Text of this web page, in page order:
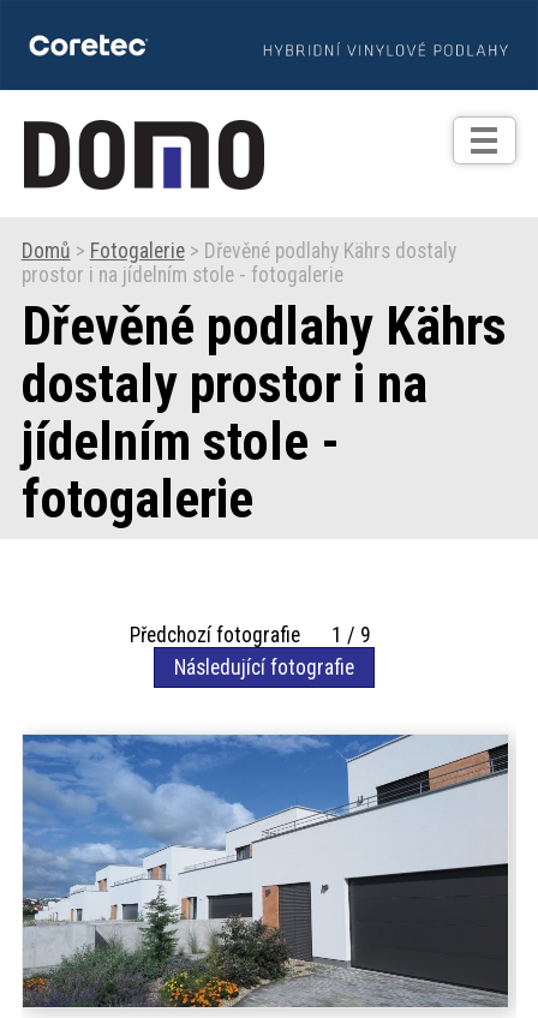
TIPY
Zprávy
Praxe
Fotogalerie
Produkty
Prodejní
Domů > Fotogalerie> Dřevěné podlahy Kährs dostaly
prostor i na jídelním stole - fotogalerie
Dřevěné podlahy Kährs
dostaly prostor i na
jídelním stole -
fotogalerie
Předchozí fotografie 1 / 9
Následující fotografie